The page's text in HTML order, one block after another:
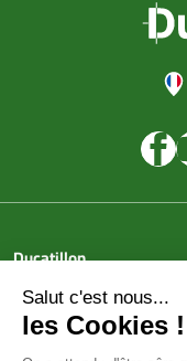
Ducatillon
Achat en ligne
Services